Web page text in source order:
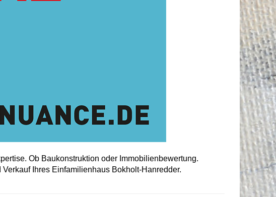
Ob Baukonstruktion oder Immobilienbewertung.
Ihres Einfamilienhaus Bokholt-Hanredder.